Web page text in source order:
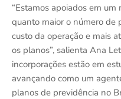
“Estamos apoiados em
quanto maior o número de
custo da operação e mais
os planos”, salienta Ana
incorporações estão em
avançando como um
planos de previdência no